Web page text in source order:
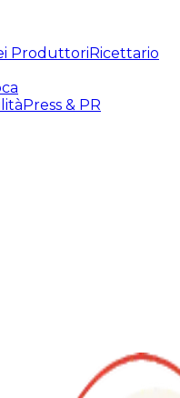
ProduttoriRicettario
Press & PR
Esperienze